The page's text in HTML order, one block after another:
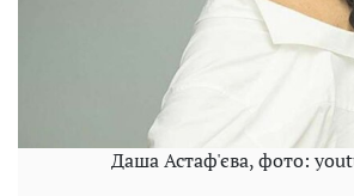
Даша Астаф'єва, фото: